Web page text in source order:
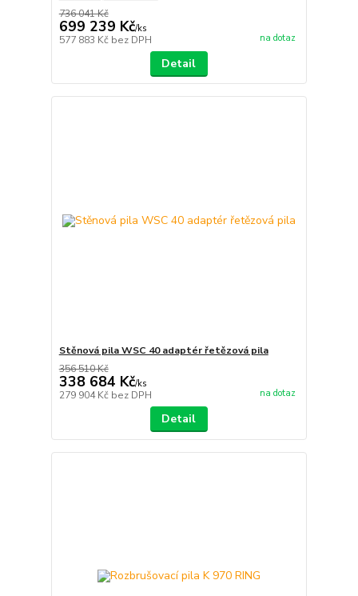
736 041 Kč
699 239 Kč/ks
577 883 Kč bez DPH na dotaz
Detail
Stěnová pila WSC 40 adaptér řetězová pila
356 510 Kč
338 684 Kč/ks
279 904 Kč bez DPH na dotaz
Detail